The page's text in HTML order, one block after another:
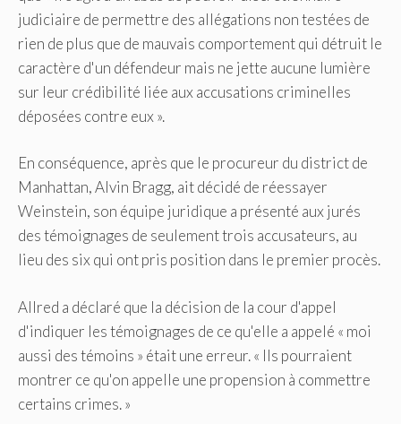
judiciaire de permettre des allégations non testées de
rien de plus que de mauvais comportement qui détruit le
caractère d'un défendeur mais ne jette aucune lumière
sur leur crédibilité liée aux accusations criminelles
déposées contre eux ».
En conséquence, après que le procureur du district de
Manhattan, Alvin Bragg, ait décidé de réessayer
Weinstein, son équipe juridique a présenté aux jurés
des témoignages de seulement trois accusateurs, au
lieu des six qui ont pris position dans le premier procès.
Allred a déclaré que la décision de la cour d'appel
d'indiquer les témoignages de ce qu'elle a appelé « moi
aussi des témoins » était une erreur. « Ils pourraient
montrer ce qu'on appelle une propension à commettre
certains crimes. »